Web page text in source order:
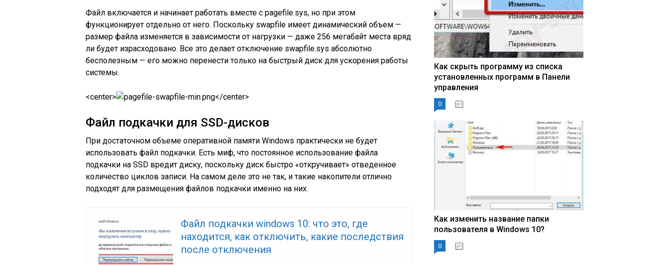
Файл включается и начинает работать вместе с pagefile.sys, но при этом
функционирует отдельно от него. Поскольку swapfile имеет динамический объем —
размер файла изменяется в зависимости от нагрузки — даже 256 мегабайт места вряд
ли будет израсходовано. Все это делает отключение swapfile.sys абсолютно
бесполезным — его можно перенести только на быстрый диск для ускорения работы
системы.
<center> </center>
Файл подкачки для SSD-дисков
При достаточном объеме оперативной памяти Windows практически не будет
использовать файл подкачки. Есть миф, что постоянное использование файла
подкачки на SSD вредит диску, поскольку диск быстро «откручивает» отведенное
количество циклов записи. На самом деле это не так, и такие накопители отлично
подходят для размещения файлов подкачки именно на них.
Файл подкачки windows 10: что это, где
находится, как отключить, какие последствия
после отключения
Как скрыть программу из списка
установленных программ в Панели
управления
0
Как изменить название папки
пользователя в Windows 10?
0